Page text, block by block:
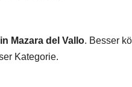
Mazara del Vallo. Besser
Kategorie.